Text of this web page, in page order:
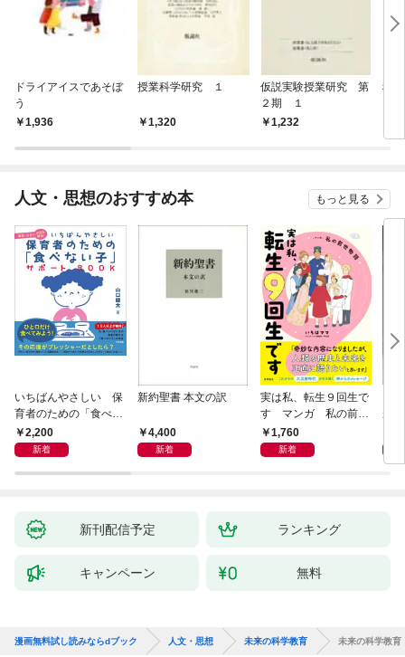
ドライアイスであそぼ
う
1,936
授業科学研究 １
1,320
仮説実験授業研究 第
２期 １
1,232
科
人文・思想のおすすめ本 もっと見る
いちばんやさしい 保
育者のための「食べな
い子」サポートＢＯＯ
Ｋ 偏食・少食のお悩
2,200
新着
新約聖書 本文の訳
4,400
新着
実は私、転生９回生で
す マンガ 私の前世
物語1,760
新着
が
新刊配信予定 ランキング
キャンペーン 無料
漫画無料試し読みならdブック 人文・思想 未来の科学教育 未来の科学教育